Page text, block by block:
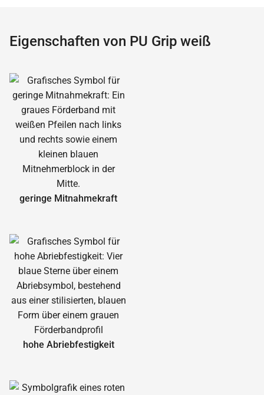
Eigenschaften von PU Grip weiß
geringe Mitnahmekraft
hohe Abrieb­festigkeit